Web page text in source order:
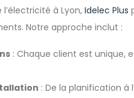
à Lyon, Idelec Plus
Notre approche inclut :
: Chaque client est unique,
: De la planification à